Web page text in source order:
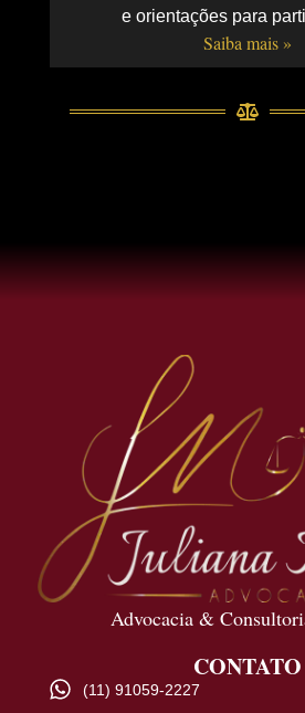
e orientações para
Saiba mais »
Advocacia &
CONTATO
(11) 91059-2227